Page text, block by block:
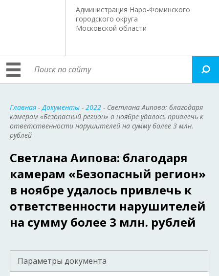
Администрация Наро-Фоминского
городского округа
Московской области
Главная -Документы - 2022 - Светлана Аипова: благодаря
камерам «Безопасный регион» в ноябре удалось привлечь к
ответственности нарушителей на сумму более 3 млн.
рублей
Светлана Аипова: благодаря
камерам «Безопасный регион»
в ноябре удалось привлечь к
ответственности нарушителей
на сумму более 3 млн. рублей
Параметры документа